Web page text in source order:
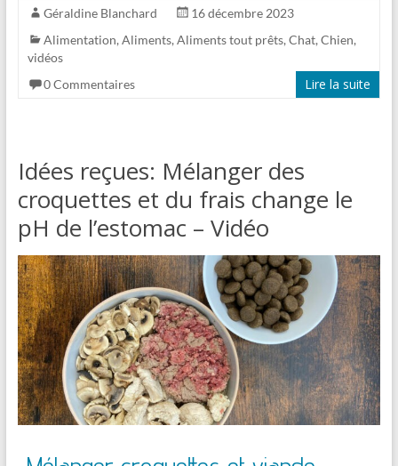
Géraldine Blanchard
16 décembre 2023
Alimentation, Aliments, Aliments tout prêts, Chat, Chien,
vidéos
0 Commentaires
Lire la suite
Idées reçues: Mélanger des
croquettes et du frais change le
pH de l’estomac – Vidéo